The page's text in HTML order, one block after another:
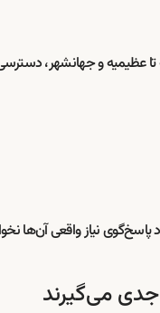
و جهانشهر، دسترسی
نیاز واقعی آن‌ها
جدی می‌گیرند